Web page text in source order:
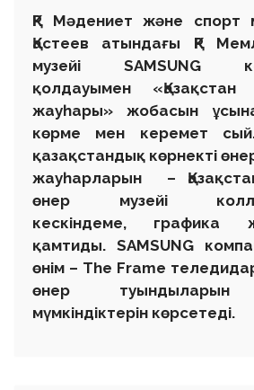
ҚР Мәдениет және спорт
Қастеев атындағы ҚР
музейі SAMSUNG
қолдауымен «
жауһары» жобасын
көрме мен керемет
қазақстандық көрнекті
жауһарларын –
өнер музейі
кескіндеме, графика
қамтиды. SAMSUNG
өнім – The Frame
өнер туындыларын
мүмкіндіктерін көрсетеді.